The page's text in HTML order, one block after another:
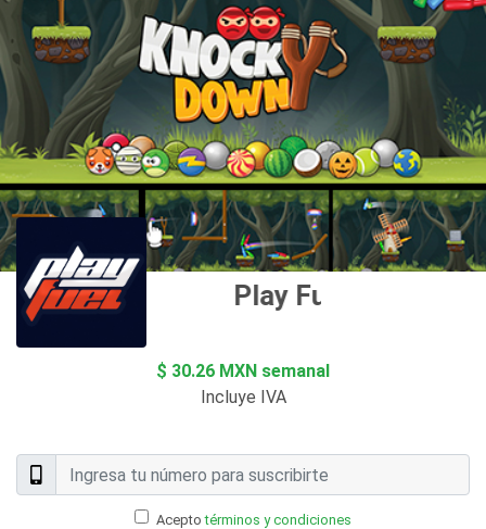
Play Fuel MX
$ 30.26 MXN semanal
Incluye IVA
Aceptotérminos y condiciones